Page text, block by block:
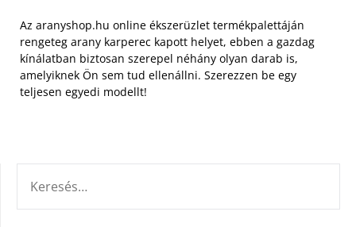
Az aranyshop.hu online ékszerüzlet termékpalettáján
rengeteg arany karperec kapott helyet, ebben a gazdag
kínálatban biztosan szerepel néhány olyan darab is,
amelyiknek Ön sem tud ellenállni. Szerezzen be egy
teljesen egyedi modellt!